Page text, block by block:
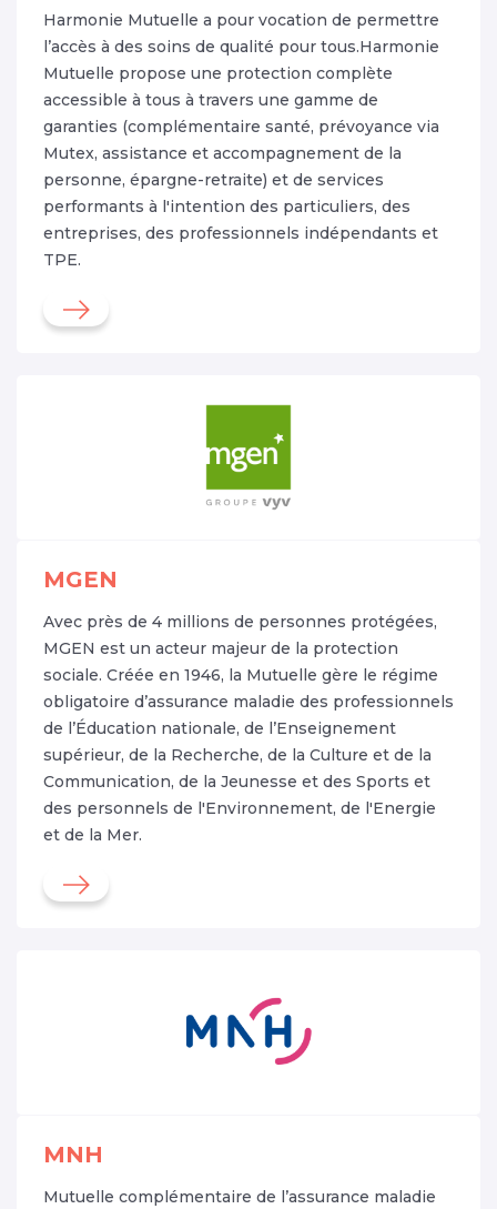
Harmonie Mutuelle a pour vocation de permettre
l’accès à des soins de qualité pour tous.Harmonie
Mutuelle propose une protection complète
accessible à tous à travers une gamme de
garanties (complémentaire santé, prévoyance via
Mutex, assistance et accompagnement de la
personne, épargne-retraite) et de services
performants à l'intention des particuliers, des
entreprises, des professionnels indépendants et
TPE.
MGEN
Avec près de 4 millions de personnes protégées,
MGEN est un acteur majeur de la protection
sociale. Créée en 1946, la Mutuelle gère le régime
obligatoire d’assurance maladie des professionnels
de l’Éducation nationale, de l’Enseignement
supérieur, de la Recherche, de la Culture et de la
Communication, de la Jeunesse et des Sports et
des personnels de l'Environnement, de l'Energie
et de la Mer.
MNH
Mutuelle complémentaire de l’assurance maladie